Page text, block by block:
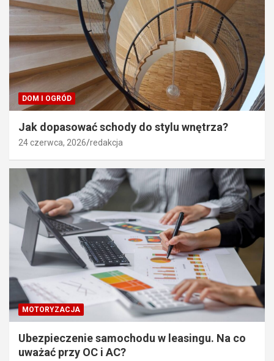
DOM I OGRÓD
Jak dopasować schody do stylu wnętrza?
24 czerwca, 2026 redakcja
MOTORYZACJA
Ubezpieczenie samochodu w leasingu. Na co
uważać przy OC i AC?